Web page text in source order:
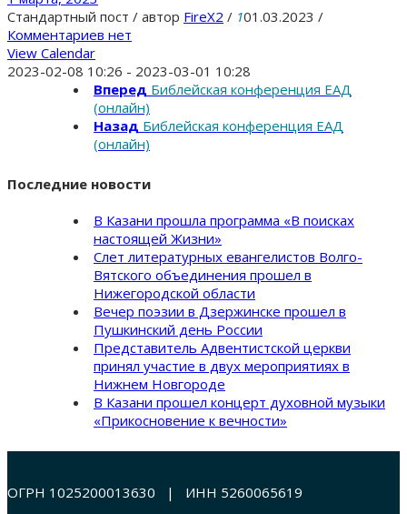
Стандартный пост / автор FireX2 / 101.03.2023 /
Комментариев нет
View Calendar
2023-02-08 10:26 - 2023-03-01 10:28
Вперед Библейская конференция ЕАД
(онлайн)
Назад Библейская конференция ЕАД
(онлайн)
Последние новости
В Казани прошла программа «В поисках
настоящей Жизни»
Слет литературных евангелистов Волго-
Вятского объединения прошел в
Нижегородской области
Вечер поэзии в Дзержинске прошел в
Пушкинский день России
Представитель Адвентистской церкви
принял участие в двух мероприятиях в
Нижнем Новгороде
В Казани прошел концерт духовной музыки
«Прикосновение к вечности»
ОГРН 1025200013630 | ИНН 5260065619